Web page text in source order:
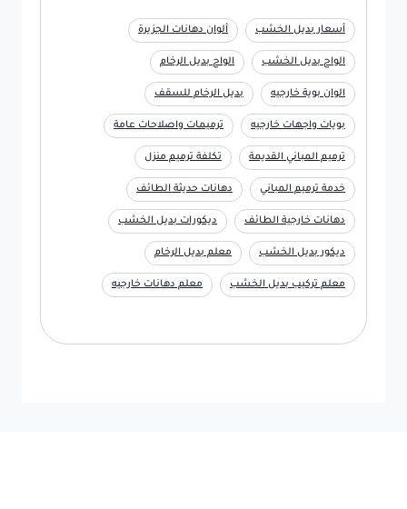
أسعار بديل الخشب ألوان دهانات الجزيرة
الواح بديل الخشب الواح بديل الرخام
الوان بوية خارجيه بديل الرخام للسقف
بويات واجهات خارجيه ترميمات واصلاحات عامة
ترميم المباني القديمة تكلفة ترميم منزل
خدمة ترميم المباني دهانات حديثة الطائف
دهانات خارجية الطائف ديكورات بديل الخشب
ديكور بديل الخشب معلم بديل الرخام
معلم تركيب بديل الخشب معلم دهانات خارجيه